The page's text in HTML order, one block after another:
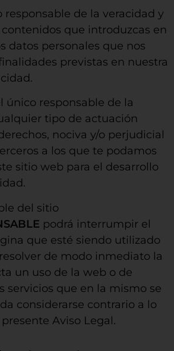
responsable de la veracidad y
que introduzcas en
datos personales que nos
previstas en nuestra
único responsable de la
tipo de actuación
nociva y/o perjudicial
a los que te podamos
sitio web para el desarrollo
del sitio
podrá interrumpir el
que esté siendo utilizado
de modo inmediato la
un uso de la web o de
servicios que en la mismo se
considerarse contrario a lo
Aviso Legal.